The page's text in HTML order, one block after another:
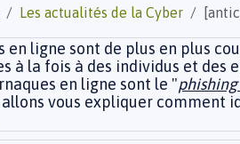
Les actualités de la Cyber [anticiper
en ligne sont de plus en plus
à la fois à des individus et des
en ligne sont le "
vous expliquer comment